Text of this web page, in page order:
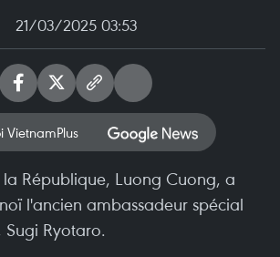
21/03/2025 03:53
VietnamPlus
République, Luong Cuong, a
l'ancien ambassadeur spécial
Ryotaro.